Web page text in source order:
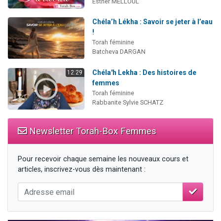
Chéla’h Lékha : Savoir se jeter à l’eau
!
Torah féminine
Batcheva DARGAN
12:29
Chéla'h Lekha : Des histoires de
femmes
Torah féminine
Rabbanite Sylvie SCHATZ
Newsletter Torah-Box Femmes
Pour recevoir chaque semaine les nouveaux cours et
articles, inscrivez-vous dès maintenant :